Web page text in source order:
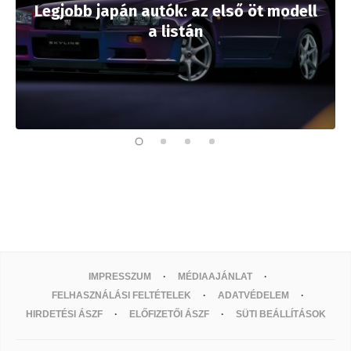
Legjobb japán autók: az első öt modell
a listán
IMPRESSZUM
MÉDIAAJÁNLAT
FELHASZNÁLÁSI FELTÉTELEK
ADATVÉDELEM
HIRDETÉSI ÁSZF
ELŐFIZETŐI ÁSZF SÜTI BEÁLLÍTÁSOK